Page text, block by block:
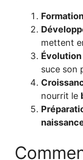
mettent
Évolution
suce son
nourrit le